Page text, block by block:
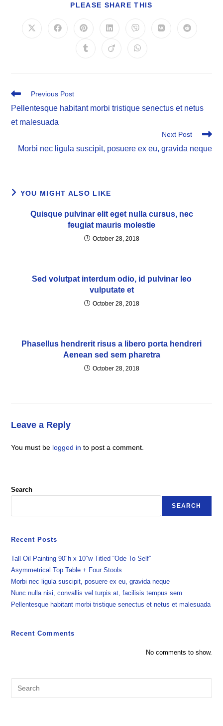
PLEASE SHARE THIS
Opens
Opens
Opens
a
new
Opens
a
new
Opens
a
new
Opens
Opens
Opens
Opens
Opens
Read
articles
Previous Post
Pellentesque habitant morbi tristique senectus et netus
et malesuada
Next Post
Morbi nec ligula suscipit, posuere ex eu, gravida neque
YOU MIGHT ALSO LIKE
Quisque pulvinar elit eget nulla cursus, nec
feugiat mauris molestie
October 28, 2018
Sed volutpat interdum odio, id pulvinar leo
vulputate et
October 28, 2018
Phasellus hendrerit risus a libero porta hendreri
Aenean sed sem pharetra
October 28, 2018
Leave a Reply
You must be logged in to post a comment.
Search
SEARCH
Recent Posts
Tall Oil Painting 90″h x 10″w Titled “Ode To Self”
Asymmetrical Top Table + Four Stools
Morbi nec ligula suscipit, posuere ex eu, gravida neque
Nunc nulla nisi, convallis vel turpis at, facilisis tempus sem
Pellentesque habitant morbi tristique senectus et netus et malesuada
Recent Comments
No comments to show.